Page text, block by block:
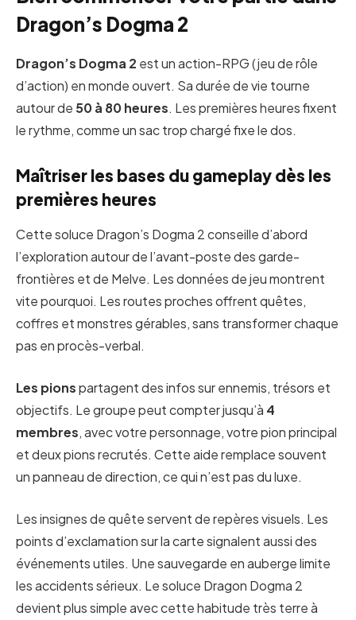
Dragon’s Dogma 2
Dragon’s Dogma 2 est un action-RPG (jeu de rôle
d’action) en monde ouvert. Sa durée de vie tourne
autour de 50 à 80 heures. Les premières heures fixent
le rythme, comme un sac trop chargé fixe le dos.
Maîtriser les bases du gameplay dès les
premières heures
Cette soluce Dragon’s Dogma 2 conseille d’abord
l’exploration autour de l’avant-poste des garde-
frontières et de Melve. Les données de jeu montrent
vite pourquoi. Les routes proches offrent quêtes,
coffres et monstres gérables, sans transformer chaque
pas en procès-verbal.
Les pionspartagent des infos sur ennemis, trésors et
objectifs. Le groupe peut compter jusqu’à 4
membres, avec votre personnage, votre pion principal
et deux pions recrutés. Cette aide remplace souvent
un panneau de direction, ce qui n’est pas du luxe.
Les insignes de quête servent de repères visuels. Les
points d’exclamation sur la carte signalent aussi des
événements utiles. Une sauvegarde en auberge limite
les accidents sérieux. Le soluce Dragon Dogma 2
devient plus simple avec cette habitude très terre à